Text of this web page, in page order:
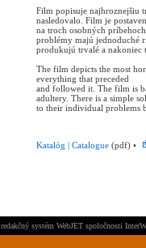
Film popisuje najhroznejšiu
nasledovalo. Film je
na troch osobných
problémy majú jednoduché
produkujú trvalé a nakoniec
The film depicts the most
everything that preceded
and followed it. The film is
adultery. There is a simple
to their individual problems
Katalóg | Catalogue (pdf) •
redakčný systém WebJET spoločnosti